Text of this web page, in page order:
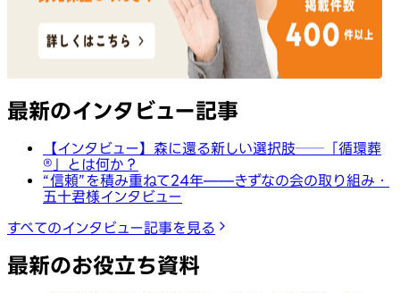
最新のインタビュー記事
【インタビュー】森に還る新しい選択肢──「循環葬
®︎」とは何か？
“信頼”を積み重ねて24年——きずなの会の取り組み・
五十君様インタビュー
すべてのインタビュー記事を見る
最新のお役立ち資料